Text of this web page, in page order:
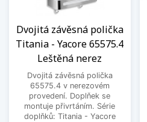
Dvojitá závěsná polička
Titania - Yacore 65575.4
Leštěná nerez
Dvojitá závěsná polička
65575.4 v nerezovém
provedení. Doplňek se
montuje přivrtáním. Série
doplňků: Titania - Yacore